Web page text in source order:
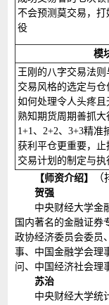
不会预测莫交易，
役
模
王刚的八字交易法
交易风格的选定与仓
如何处理令人头疼
熟知期货周期善抓大
1+1、2+2、3+3精准
获利平仓更重要，止
交易计划的制定与执
【师资介绍】
贺强
中央财经大学金
国内著名的金融证券
政协经济委员会委员
事、中国金融学会理
问、中国经济社会理
苏治
中央财经大学统